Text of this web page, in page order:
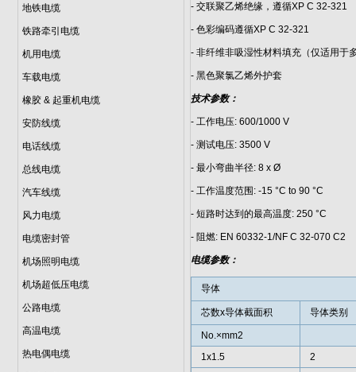
地铁电缆
铁路牵引电缆
机用电缆
车载电缆
橡胶 & 起重机电缆
安防线缆
电话线缆
总线电缆
汽车线缆
风力电缆
电缆密封管
机场照明电缆
机场超低压电缆
公路电缆
高温电缆
热电偶电缆
- 交联聚乙烯绝缘，遵循XP C 32-321
- 色彩编码遵循XP C 32-321
- 非纤维非吸湿性材料填充（仅适用于
- 黑色聚氯乙烯外护套
技术参数：
- 工作电压: 600/1000 V
- 测试电压: 3500 V
- 最小弯曲半径: 8 x Ø
- 工作温度范围: -15 °C to 90 °C
- 短路时达到的最高温度: 250 °C
- 阻燃: EN 60332-1/NF C 32-070 C2
电缆参数：
导体
芯数x导体截面积 导体类别
No.×mm2
1x1.5
2